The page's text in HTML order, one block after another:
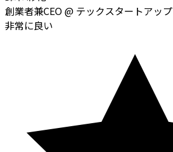
創業者兼CEO@ テックスタートアップ
非常に良い